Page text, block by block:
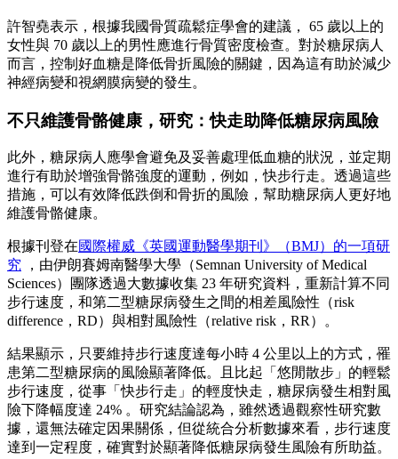
許智堯表示，根據我國骨質疏鬆症學會的建議， 65 歲以上的
女性與 70 歲以上的男性應進行骨質密度檢查。對於糖尿病人
而言，控制好血糖是降低骨折風險的關鍵，因為這有助於減少
神經病變和視網膜病變的發生。
不只維護骨骼健康，研究：快走助降低糖尿病風險
此外，糖尿病人應學會避免及妥善處理低血糖的狀況，並定期
進行有助於增強骨骼強度的運動，例如，快步行走。透過這些
措施，可以有效降低跌倒和骨折的風險，幫助糖尿病人更好地
維護骨骼健康。
根據刊登在國際權威《英國運動醫學期刊》（BMJ）的一項研
究 ，由伊朗賽姆南醫學大學（Semnan University of Medical
Sciences）團隊透過大數據收集 23 年研究資料，重新計算不同
步行速度，和第二型糖尿病發生之間的相差風險性（risk
difference，RD）與相對風險性（relative risk，RR）。
結果顯示，只要維持步行速度達每小時 4 公里以上的方式，罹
患第二型糖尿病的風險顯著降低。且比起「悠閒散步」的輕鬆
步行速度，從事「快步行走」的輕度快走，糖尿病發生相對風
險下降幅度達 24% 。研究結論認為，雖然透過觀察性研究數
據，還無法確定因果關係，但從統合分析數據來看，步行速度
達到一定程度，確實對於顯著降低糖尿病發生風險有所助益。